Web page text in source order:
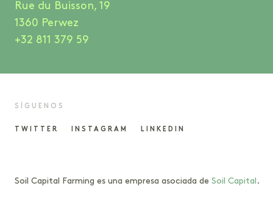
SÍGUENOS
TWITTER INSTAGRAM LINKEDIN
Soil Capital Farming es una empresa asociada de Soil Capital .
Rue du Buisson, 19
1360 Perwez
+32 811 379 59